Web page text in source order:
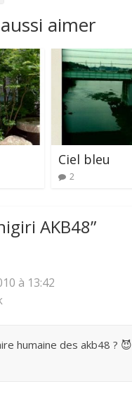
aimer
Ciel bleu
2
AKB48”
à 13:42
humaine des akb48 ? 😈